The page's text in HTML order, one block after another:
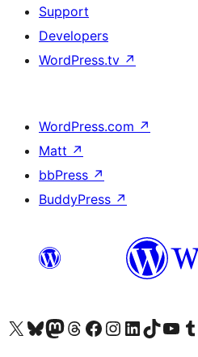
Support
Developers
WordPress.tv ↗
WordPress.com ↗
Matt ↗
bbPress ↗
BuddyPress ↗
Visit our X (formerly Twitter) account
Bisitahin ang aming Bluesky account
Visit our Mastodon account
Bisitahin ang aming Threads account
Visit our Facebook page
Visit our Instagram account
Visit our LinkedIn account
Bisitahin ang aming TikTok
Visit our